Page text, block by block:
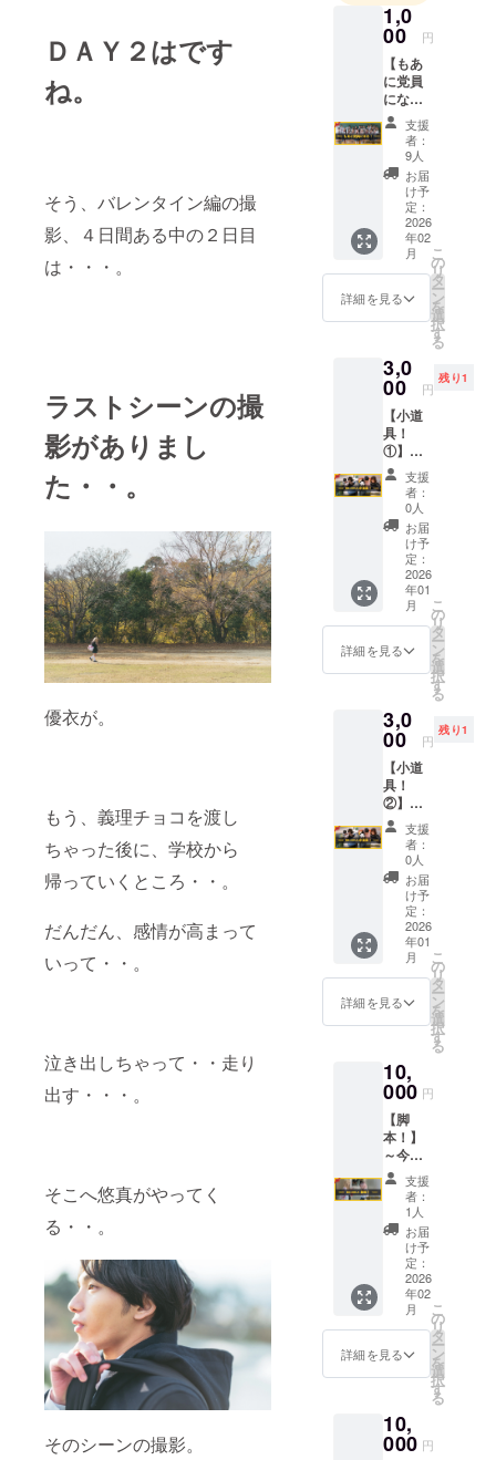
ＤＡＹ２はです
ね。
そう、バレンタイン編の撮
影、４日間ある中の２日目
は・・・。
ラストシーンの撮
影がありまし
た・・。
優衣が。
もう、義理チョコを渡し
ちゃった後に、学校から
帰っていくところ・・。
だんだん、感情が高まって
いって・・。
泣き出しちゃって・・走り
出す・・・。
そこへ悠真がやってく
る・・。
そのシーンの撮影。
1,0
00 円
【もあ
に党員
にな
る！】
〜「も
あにプ
ロジェ
クト」
に参
加！公
開を待
つ＆拡
散する
よ！の
方へ
我愛
你」の
デモ音
源デー
タお届
け☆～
・「も
しかし
て我愛
你」デ
モ音源
◆収録
時間：3
分25秒
（WAV
） ◆提
供方
のURL
を送信
支援
者：
9人
お届
け予
定：
2026
年02
月
詳細を見る
こ
の
リ
タ
ー
ン
を
選
択
す
る
3,0
00 円
残り1
【小道
具！
①】～
撮影に
使った
小道具
を１
点、お
届け！
遊び ３
点セッ
ト ワニ
フロー
ト1つ
cm ビー
チボー
ル1つ
38cm
浮き輪1
つ 直
径
120cm
※ご希望
があれ
ば、お
送りす
る小道
具にゆ
しんの
サイン
を書か
せて頂
望は、
備考欄
いしま
す。）
【実際
に撮影
で使用
したも
の、1点
のみで
す】
支援
者：
0人
お届
け予
定：
2026
年01
月
詳細を見る
こ
の
リ
タ
ー
ン
を
選
択
す
る
3,0
00 円
残り1
【小道
具！
②】～
撮影に
使った
小道具
を１
点、お
届け！
ンクの
リュッ
ク 1点
（幅
30cm
マチ
13cm）
※ご希望
があれ
ば、お
送りす
る小道
具にゆ
しんの
サイン
を書か
せて頂
きま
す！
（ご希
望は、
備考欄
【実際
に撮影
支援
者：
0人
お届
け予
定：
2026
年01
月
詳細を見る
こ
の
リ
タ
ー
ン
を
選
択
す
る
10,
000 円
【脚
本！】
～今回
の撮影
に使っ
た脚
本、全
５編を
お届け
しま
す！～
◆提供
方法：
印刷し
た脚本
郵送
支援
者：
1人
お届
け予
定：
2026
年02
月
詳細を見る
こ
の
リ
タ
ー
ン
を
選
択
す
る
10,
000 円